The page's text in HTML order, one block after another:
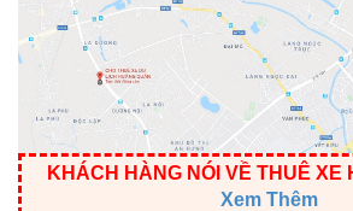
KHÁCH HÀNG NÓI VỀ THUÊ XE
Xem Thêm